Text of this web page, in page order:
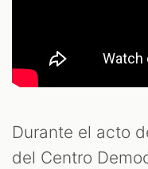
Durante el acto
del Centro